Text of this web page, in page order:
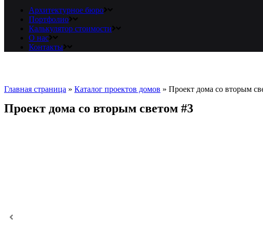
Архитектурное бюро
Портфолио
Калькулятор стоимости
О нас
Контакты
Главная страница » Каталог проектов домов » Проект дома со вторым
Проект дома со вторым светом #3